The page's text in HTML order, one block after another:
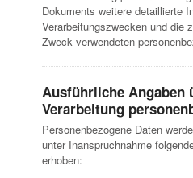
Dokuments weitere detaillierte
Verarbeitungszwecken und die
Zweck verwendeten
Ausführliche Angaben
Verarbeitung
Personenbezogene Daten
unter Inanspruchnahme
erhoben: